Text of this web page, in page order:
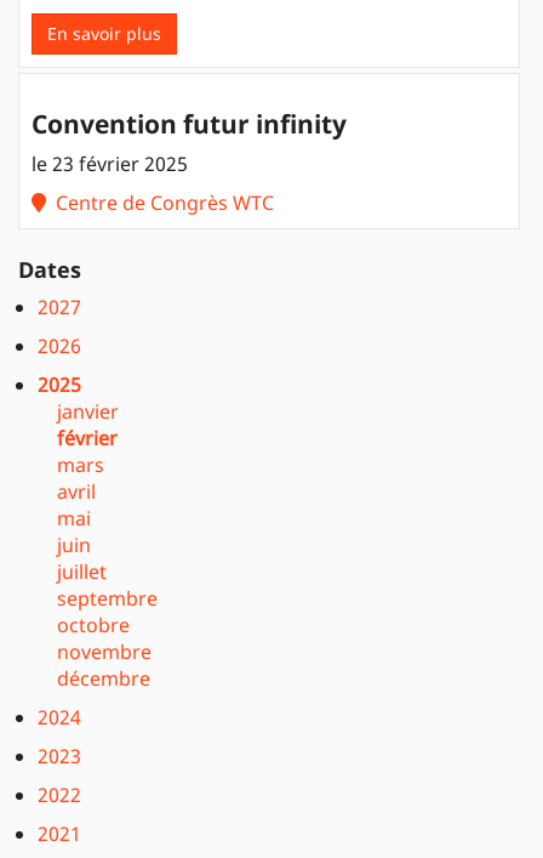
En savoir plus
Convention futur infinity
le 23 février 2025
Centre de Congrès WTC
Dates
2027
2026
2025
janvier
février
mars
avril
mai
juin
juillet
septembre
octobre
novembre
décembre
2024
2023
2022
2021